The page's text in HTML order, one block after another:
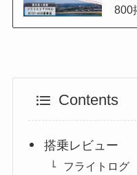
800
Contents
搭乗レビュー
フライトログ